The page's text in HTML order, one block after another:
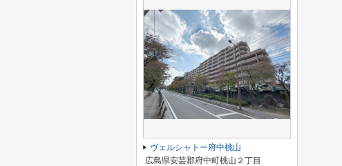
ヴェルシャトー府中桃山
広島県安芸郡府中町桃山２丁目